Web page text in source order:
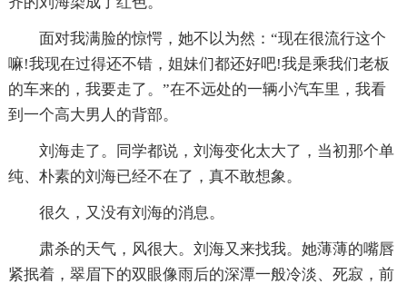
面对我满脸的惊愕，她不以为然：“现在很流行这个
嘛!我现在过得还不错，姐妹们都还好吧!我是乘我们老板
的车来的，我要走了。”在不远处的一辆小汽车里，我看
到一个高大男人的背部。
刘海走了。同学都说，刘海变化太大了，当初那个单
纯、朴素的刘海已经不在了，真不敢想象。
很久，又没有刘海的消息。
肃杀的天气，风很大。刘海又来找我。她薄薄的嘴唇
紧抿着，翠眉下的双眼像雨后的深潭一般冷淡、死寂，前